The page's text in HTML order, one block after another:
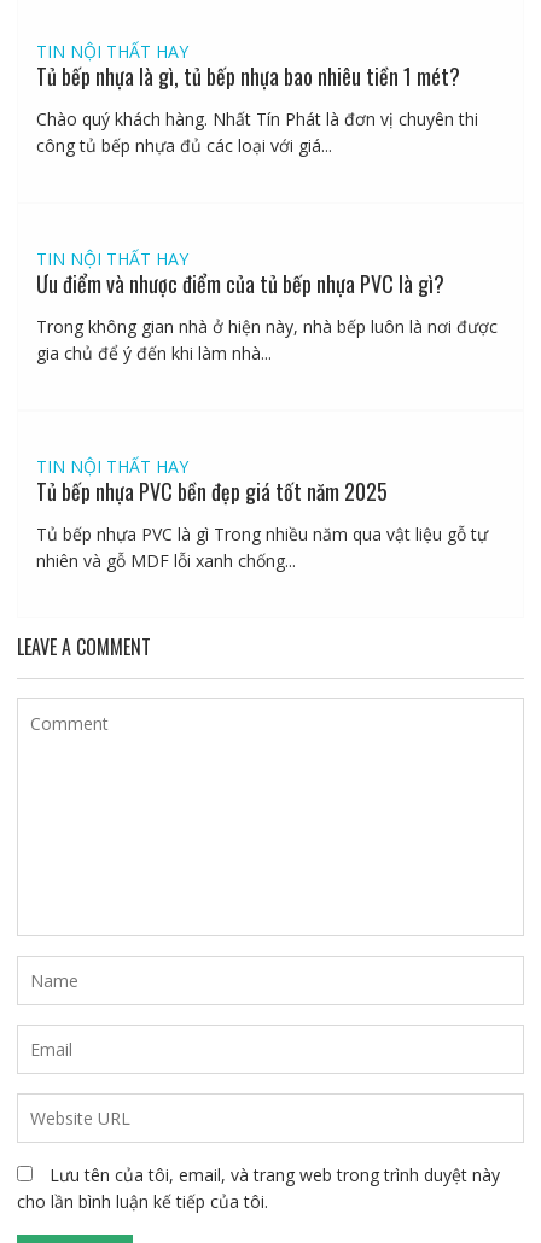
TIN NỘI THẤT HAY
Tủ bếp nhựa là gì, tủ bếp nhựa bao nhiêu tiền 1 mét?
Chào quý khách hàng. Nhất Tín Phát là đơn vị chuyên thi
công tủ bếp nhựa đủ các loại với giá...
TIN NỘI THẤT HAY
Ưu điểm và nhược điểm của tủ bếp nhựa PVC là gì?
Trong không gian nhà ở hiện này, nhà bếp luôn là nơi được
gia chủ để ý đến khi làm nhà...
TIN NỘI THẤT HAY
Tủ bếp nhựa PVC bền đẹp giá tốt năm 2025
Tủ bếp nhựa PVC là gì Trong nhiều năm qua vật liệu gỗ tự
nhiên và gỗ MDF lỗi xanh chống...
LEAVE A COMMENT
Lưu tên của tôi, email, và trang web trong trình duyệt này
cho lần bình luận kế tiếp của tôi.